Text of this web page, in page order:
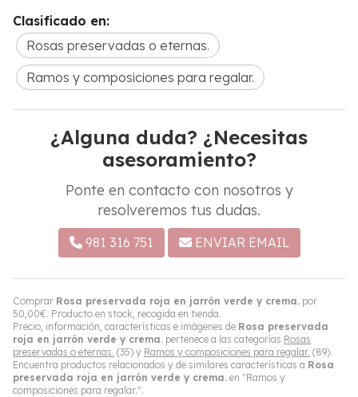
Comprar Rosa preservada roja en jarrón verde y crema. por
50,00€. Producto en stock, recogida en tienda.
Precio, información, características e imágenes de Rosa preservada
roja en jarrón verde y crema. pertenece a las categorías Rosas
preservadas o eternas. (35) y Ramos y composiciones para regalar. (89).
Encuentra productos relacionados y de similares características a Rosa
preservada roja en jarrón verde y crema. en "Ramos y
composiciones para regalar.".
Clasificado en:
Rosas preservadas o eternas.
Ramos y composiciones para regalar.
¿Alguna duda? ¿Necesitas
asesoramiento?
Ponte en contacto con nosotros y
resolveremos tus dudas.
981 316 751 ENVIAR EMAIL